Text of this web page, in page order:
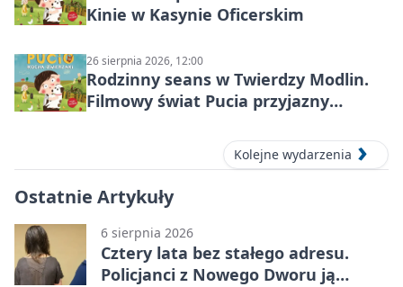
Kinie w Kasynie Oficerskim
26 sierpnia 2026, 12:00
Rodzinny seans w Twierdzy Modlin.
Filmowy świat Pucia przyjazny
Kolejne wydarzenia
Ostatnie Artykuły
6 sierpnia 2026
Cztery lata bez stałego adresu.
Policjanci z Nowego Dworu ją